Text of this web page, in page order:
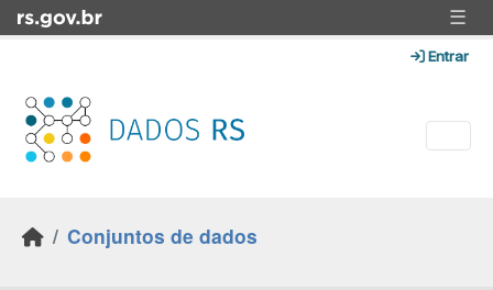
Skip to main content ☰
Entrar
Conjuntos de dados